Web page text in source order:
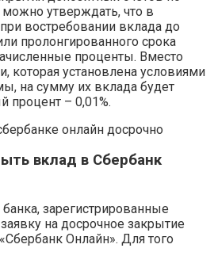
утверждать, что в
востребовании вклада до
пролонгированного срока
проценты. Вместо
которая установлена условиями
на сумму их вклада будет
процент – 0,01%.
вклад в Сбербанк
зарегистрированные
на досрочное закрытие
Онлайн». Для того